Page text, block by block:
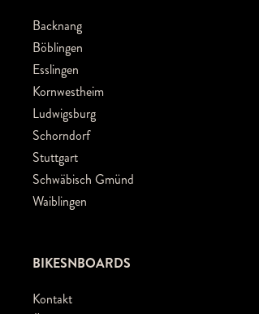
Backnang
Böblingen
Esslingen
Kornwestheim
Ludwigsburg
Schorndorf
Stuttgart
Schwäbisch Gmünd
Waiblingen
BIKESNBOARDS
Kontakt